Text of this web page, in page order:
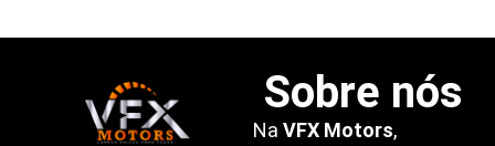
Sobre nós
NaVFX Motors,